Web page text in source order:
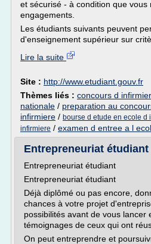
et sécurisé - à condition que vous
engagements.
Les étudiants suivants peuvent
d'enseignement supérieur sur
Lire la suite
Site : http://www.etudiant.gouv.fr
Thèmes liés : concours d
nationale / preparation au
infirmiere / bourse d etude en ecole d
infirmiere / examen d entree a l
Entrepreneuriat
Entrepreneuriat étudiant
Entrepreneuriat étudiant
Déjà diplômé ou pas encore,
chances à votre projet
possibilités avant de vous lancer
témoignages de ceux qui ont
On peut entreprendre et